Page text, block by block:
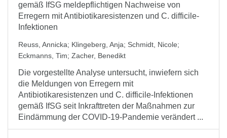
gemäß IfSG meldepflichtigen Nachweise von
Erregern mit Antibiotikaresistenzen und C. difficile-
Infektionen
Reuss, Annicka; Klingeberg, Anja; Schmidt, Nicole;
Eckmanns, Tim; Zacher, Benedikt
Die vorgestellte Analyse untersucht, inwiefern sich
die Meldungen von Erregern mit
Antibiotikaresistenzen und C. difficile-Infektionen
gemäß IfSG seit Inkrafttreten der Maßnahmen zur
Eindämmung der COVID-19-Pandemie verändert ...